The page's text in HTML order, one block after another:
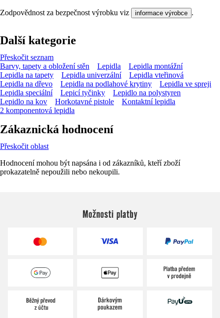
Zodpovědnost za bezpečnost výrobku viz informace výrobce .
Další kategorie
Přeskočit seznam
Barvy, tapety a obložení stěn
Lepidla
Lepidla montážní
Lepidla na tapety
Lepidla univerzální
Lepidla vteřinová
Lepidla na dřevo
Lepidla na podlahové krytiny
Lepidla ve spreji
Lepidla speciální
Lepicí tyčinky
Lepidlo na polystyren
Lepidlo na kov
Horkotavné pistole
Kontaktní lepidla
2 komponentová lepidla
Zákaznická hodnocení
Přeskočit oblast
Hodnocení mohou být napsána i od zákazníků, kteří zboží
prokazatelně nepoužili nebo nekoupili.
Možnosti platby